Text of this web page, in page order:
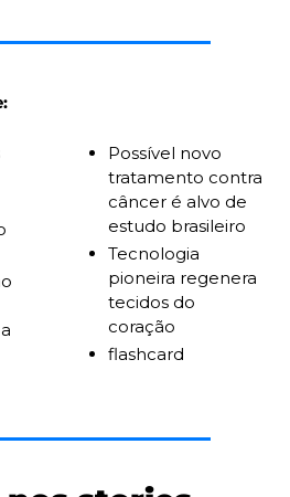
Possível novo
tratamento contra
câncer é alvo de
estudo brasileiro
Tecnologia
pioneira regenera
tecidos do
coração
flashcard